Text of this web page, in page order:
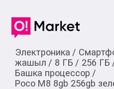
Электроника /
жашыл / 8 ГБ / 256 ГБ
Башка процессор /
Poco M8 8gb 256gb